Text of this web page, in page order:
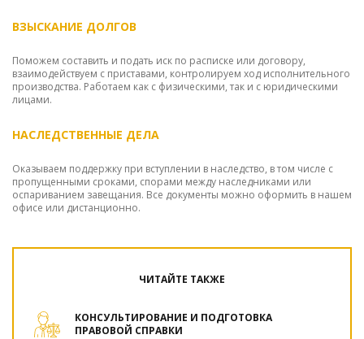
ВЗЫСКАНИЕ ДОЛГОВ
Поможем составить и подать иск по расписке или договору,
взаимодействуем с приставами, контролируем ход исполнительного
производства. Работаем как с физическими, так и с юридическими
лицами.
НАСЛЕДСТВЕННЫЕ ДЕЛА
Оказываем поддержку при вступлении в наследство, в том числе с
пропущенными сроками, спорами между наследниками или
оспариванием завещания. Все документы можно оформить в нашем
офисе или дистанционно.
ЧИТАЙТЕ ТАКЖЕ
КОНСУЛЬТИРОВАНИЕ И ПОДГОТОВКА
ПРАВОВОЙ СПРАВКИ